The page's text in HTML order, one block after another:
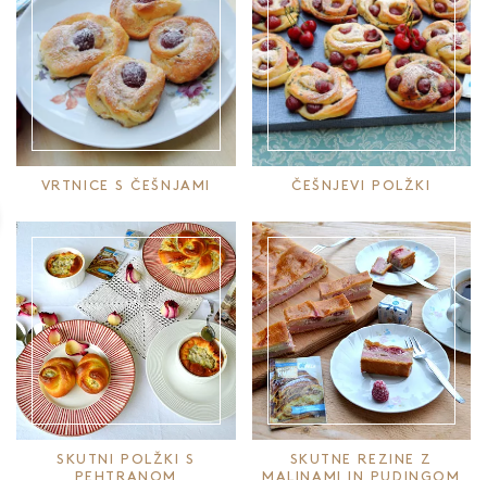
VRTNICE S ČEŠNJAMI ČEŠNJEVI POLŽKI
SKUTNI POLŽKI S
PEHTRANOM
SKUTNE REZINE Z
MALINAMI IN PUDINGOM